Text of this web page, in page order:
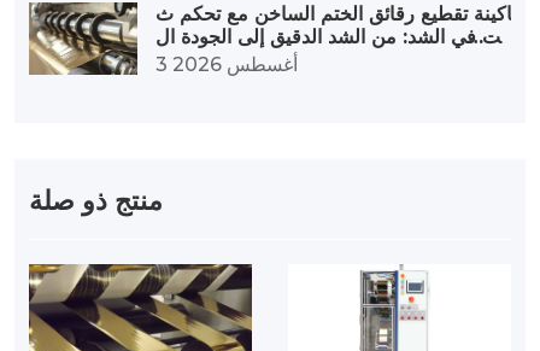
ماكينة تقطيع رقائق الختم الساخن مع تحكم ث
ابت في الشد: من الشد الدقيق إلى الجودة ال
متميزة
3 أغسطس 2026
منتج ذو صلة